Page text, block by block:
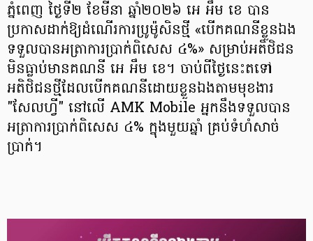
ភ្នំពេញ ថ្ងៃទី២ ខែមីនា ឆ្នាំ២០២៦ អេ អឹម ខេ បាន
ប្រកាសដាក់ឱ្យដំណើរការប្រូម៉ូសិនថ្មី «បើកគណនីខ្លួនឯង
ទទួលបានអត្រាការប្រាក់ពិសេស ៤%» សម្រាប់អតិថិជន
មិនធ្លាប់មានគណនី អេ អឹម ខេ។ ចាប់ពីថ្ងៃនេះតទៅ
អតិថិជនថ្មីដែលបើកគណនីដោយខ្លួនឯងតាមមុខងារ
"សែលហ្វី" នៅលើ AMK Mobile អ្នកនឹងទទួលបាន
អត្រាការប្រាក់ពិសេស ៤% ក្នុងមួយឆ្នាំ គ្រប់ទំហំសាច់
ប្រាក់។